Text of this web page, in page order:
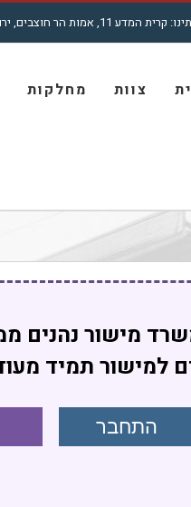
חוצבים, ירושלים | סניף מרכז: מגדלי ב.ס.ר 4, רח' מצדה 7, בני ברק | טל': 5001772 - 02
צוות מחלקות
מישור נהנים
למישור תמיד
התחבר